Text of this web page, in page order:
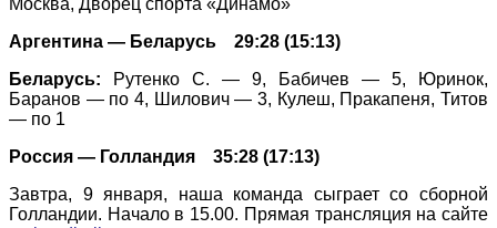
Аргентина — Беларусь 29:28 (15:13)
Беларусь: Рутенко С. — 9, Бабичев — 5, Юринок,
Баранов — по 4, Шилович — 3, Кулеш, Пракапеня, Титов
— по 1
Россия — Голландия 35:28 (17:13)
Завтра, 9 января, наша команда сыграет со сборной
Голландии. Начало в 15.00. Прямая трансляция на сайте